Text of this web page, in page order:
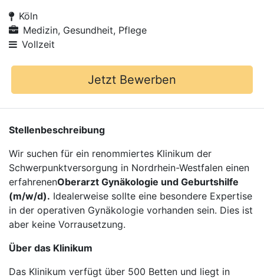
Köln
Medizin, Gesundheit, Pflege
Vollzeit
Jetzt Bewerben
Stellenbeschreibung
Wir suchen für ein renommiertes Klinikum der
Schwerpunktversorgung in Nordrhein-Westfalen einen
erfahrenenOberarzt Gynäkologie und Geburtshilfe
(m/w/d). Idealerweise sollte eine besondere Expertise
in der operativen Gynäkologie vorhanden sein. Dies ist
aber keine Vorrausetzung.
Über das Klinikum
Das Klinikum verfügt über 500 Betten und liegt in